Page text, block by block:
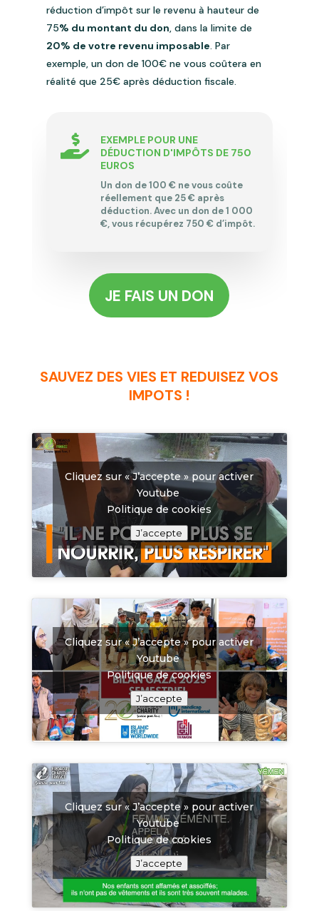
réduction d’impôt sur le revenu à hauteur de
75% du montant du don, dans la limite de
20% de votre revenu imposable. Par
exemple, un don de 100€ ne vous coûtera en
réalité que 25€ après déduction fiscale.

EXEMPLE POUR UNE
DÉDUCTION D'IMPÔTS DE 750
EUROS
Un don de 100 € ne vous coûte
réellement que 25 € après
déduction. Avec un don de 1 000
€, vous récupérez 750 € d’impôt.
JE FAIS UN DON
SAUVEZ DES VIES ET REDUISEZ VOS
IMPOTS !
Cliquez sur « J’accepte » pour activer
Youtube
Politique de cookies
J’accepte
Cliquez sur « J’accepte » pour activer
Youtube
Politique de cookies
J’accepte
Cliquez sur « J’accepte » pour activer
Youtube
Politique de cookies
J’accepte